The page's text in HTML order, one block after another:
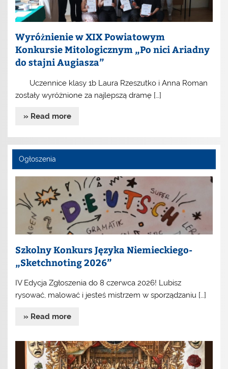
Wyróżnienie w XIX Powiatowym
Konkursie Mitologicznym „Po nici Ariadny
do stajni Augiasza”
Uczennice klasy 1b Laura Rzeszutko i Anna Roman
zostały wyróżnione za najlepszą dramę […]
» Read more
Ogłoszenia
Szkolny Konkurs Języka Niemieckiego-
„Sketchnoting 2026”
IV Edycja Zgłoszenia do 8 czerwca 2026! Lubisz
rysować, malować i jesteś mistrzem w sporządzaniu […]
» Read more